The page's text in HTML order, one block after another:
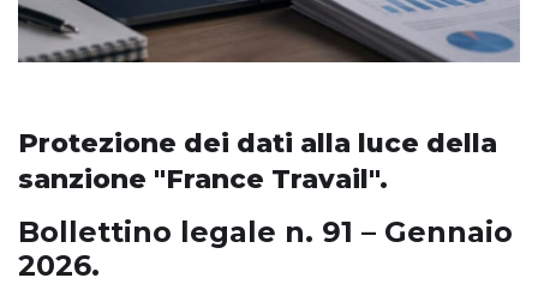
Protezione dei dati alla luce della
sanzione "France Travail".
Bollettino legale n. 91 – Gennaio
2026.